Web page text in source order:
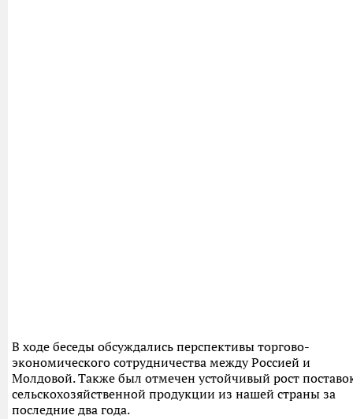
В ходе беседы обсуждались перспективы торгово-
экономического сотрудничества между Россией и
Молдовой. Также был отмечен устойчивый рост
сельскохозяйственной продукции из нашей страны за
последние два года.